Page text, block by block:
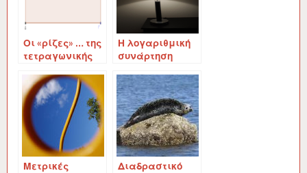
Οι «ρίζες» … της
τετραγωνικής
Η λογαριθμική
συνάρτηση
Μετρικές
Διαδραστικό